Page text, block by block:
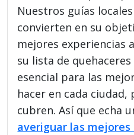
Nuestros guías
convierten en su
mejores experiencias
su lista de
esencial para las
hacer en cada ciudad,
cubren. Así que echa
averiguar las mejores